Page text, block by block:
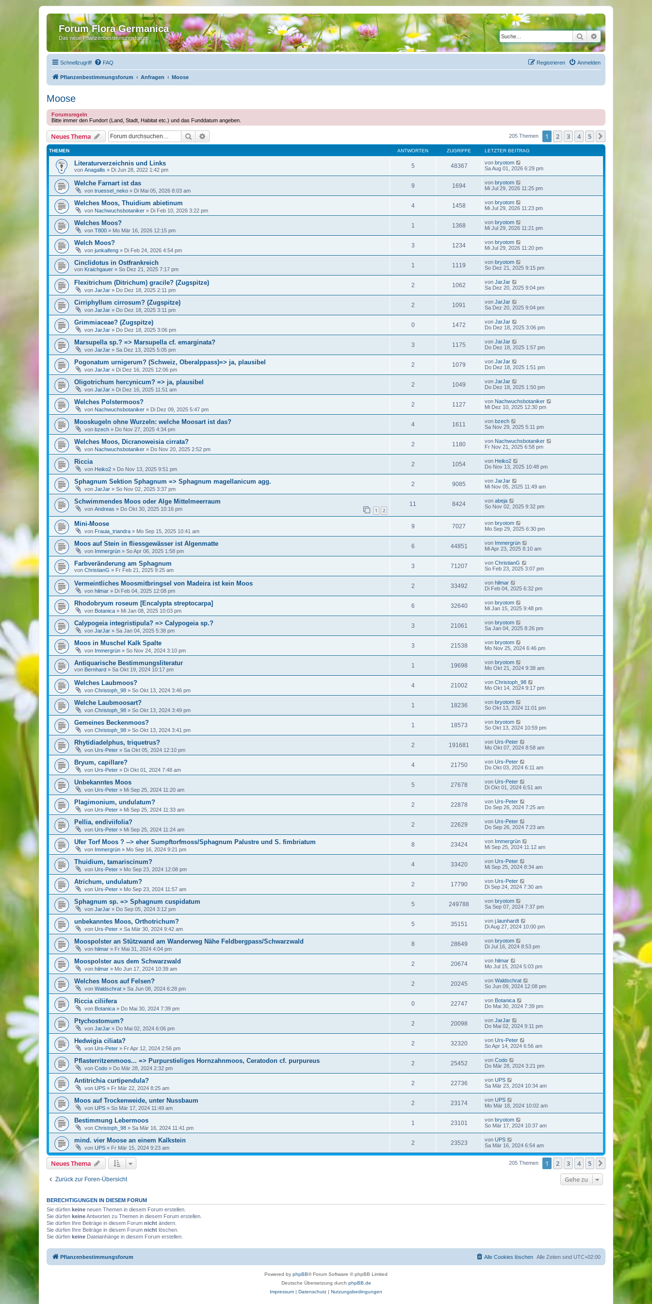
Forum Flora Germanica
Das neue Pflanzenbestimmungsforum SucheErweiterte Suche
Schnellzugriff FAQ Anmelden
Registrieren
Pflanzenbestimmungsforum Anfragen Moose
Moose
Forumsregeln
Bitte immer den Fundort (Land, Stadt, Habitat etc.) und das Funddatum angeben.
Neues Thema Suche 205 Themen 1 2 3 4 5
THEMEN ANTWORTEN ZUGRIFFE LETZTER BEITRAG
Literaturverzeichnis und Links
von Anagallis » Di Jun 28, 2022 1:42 pm
5 48367 von bryotom
Sa Aug 01, 2026 6:29 pm
Welche Farnart ist das
von truessel_neko » Di Mai 05, 2026 8:03 am
9 1694 von bryotom
Mi Jul 29, 2026 11:25 pm
Welches Moos, Thuidium abietinum
von Nachwuchsbotaniker » Di Feb 10, 2026 3:22 pm
4 1458 von bryotom
Mi Jul 29, 2026 11:23 pm
Welches Moos?
von T800 » Mo Mär 16, 2026 12:15 pm
1 1368 von bryotom
Mi Jul 29, 2026 11:21 pm
Welch Moos?
von junkaifeng » Di Feb 24, 2026 4:54 pm
3 1234 von bryotom
Mi Jul 29, 2026 11:20 pm
Cinclidotus in Ostfrankreich
von Kraichgauer » So Dez 21, 2025 7:17 pm
1 1119 von bryotom
So Dez 21, 2025 9:15 pm
Flexitrichum (Ditrichum) gracile? (Zugspitze)
von JarJar » Do Dez 18, 2025 2:11 pm
2 1062 von JarJar
Sa Dez 20, 2025 9:04 pm
Cirriphyllum cirrosum? (Zugspitze)
von JarJar » Do Dez 18, 2025 3:11 pm
2 1091 von JarJar
Sa Dez 20, 2025 9:04 pm
Grimmiaceae? (Zugspitze)
von JarJar » Do Dez 18, 2025 3:06 pm
0 1472 von JarJar
Do Dez 18, 2025 3:06 pm
Marsupella sp.? => Marsupella cf. emarginata?
von JarJar » Sa Dez 13, 2025 5:05 pm
3 1175 von JarJar
Do Dez 18, 2025 1:57 pm
Pogonatum urnigerum? (Schweiz, Oberalppass)=> ja, plausibel
von JarJar » Di Dez 16, 2025 12:06 pm
2 1079 von JarJar
Do Dez 18, 2025 1:51 pm
Oligotrichum hercynicum? => ja, plausibel
von JarJar » Di Dez 16, 2025 11:51 am
2 1049 von JarJar
Do Dez 18, 2025 1:50 pm
Welches Polstermoos?
von Nachwuchsbotaniker » Di Dez 09, 2025 5:47 pm
2 1127 von Nachwuchsbotaniker
Mi Dez 10, 2025 12:30 pm
Mooskugeln ohne Wurzeln: welche Moosart ist das?
von bzech » Do Nov 27, 2025 4:34 pm
4 1611 von bzech
Sa Nov 29, 2025 5:11 pm
Welches Moos, Dicranoweisia cirrata?
von Nachwuchsbotaniker » Do Nov 20, 2025 2:52 pm
2 1180 von Nachwuchsbotaniker
Fr Nov 21, 2025 6:58 pm
Riccia
von Heiko2 » Do Nov 13, 2025 9:51 pm
2 1054 von Heiko2
Do Nov 13, 2025 10:48 pm
Sphagnum Sektion Sphagnum => Sphagnum magellanicum agg.
von JarJar » So Nov 02, 2025 3:37 pm
2 9085 von JarJar
Mi Nov 05, 2025 11:49 am
Schwimmendes Moos oder Alge Mittelmeerraum
von Andreas » Do Okt 30, 2025 10:16 pm 1 2
11 8424 von abeja
So Nov 02, 2025 9:32 pm
Mini-Moose
von Frauia_triandra » Mo Sep 15, 2025 10:41 am
9 7027 von bryotom
Mo Sep 29, 2025 6:30 pm
Moos auf Stein in fliessgewässer ist Algenmatte
von Immergrün » So Apr 06, 2025 1:58 pm
6 44851 von Immergrün
Mi Apr 23, 2025 8:10 am
Farbveränderung am Sphagnum
von ChristianG » Fr Feb 21, 2025 9:25 am
3 71207 von ChristianG
So Feb 23, 2025 3:07 pm
Vermeintliches Moosmitbringsel von Madeira ist kein Moos
von hilmar » Di Feb 04, 2025 12:08 pm
2 33492 von hilmar
Di Feb 04, 2025 6:32 pm
Rhodobryum roseum [Encalypta streptocarpa]
von Botanica » Mi Jan 08, 2025 10:03 pm
6 32640 von bryotom
Mi Jan 15, 2025 9:48 pm
Calypogeia integristipula? => Calypogeia sp.?
von JarJar » Sa Jan 04, 2025 5:38 pm
3 21061 von bryotom
Sa Jan 04, 2025 8:26 pm
Moos in Muschel Kalk Spalte
von Immergrün » So Nov 24, 2024 3:10 pm
3 21538 von bryotom
Mo Nov 25, 2024 6:46 pm
Antiquarische Bestimmungsliteratur
von Bernhard » Sa Okt 19, 2024 10:17 pm
1 19698 von bryotom
Mo Okt 21, 2024 9:38 am
Welches Laubmoos?
von Christoph_98 » So Okt 13, 2024 3:46 pm
4 21002 von Christoph_98
Mo Okt 14, 2024 9:17 pm
Welche Laubmoosart?
von Christoph_98 » So Okt 13, 2024 3:49 pm
1 18236 von bryotom
So Okt 13, 2024 11:01 pm
Gemeines Beckenmoos?
von Christoph_98 » So Okt 13, 2024 3:41 pm
1 18573 von bryotom
So Okt 13, 2024 10:59 pm
Rhytidiadelphus, triquetrus?
von Urs-Peter » Sa Okt 05, 2024 12:10 pm
2 191681 von Urs-Peter
Mo Okt 07, 2024 8:58 am
Bryum, capillare?
von Urs-Peter » Di Okt 01, 2024 7:48 am
4 21750 von Urs-Peter
Do Okt 03, 2024 6:11 am
Unbekanntes Moos
von Urs-Peter » Mi Sep 25, 2024 11:20 am
5 27678 von Urs-Peter
Di Okt 01, 2024 6:51 am
Plagimonium, undulatum?
von Urs-Peter » Mi Sep 25, 2024 11:33 am
2 22878 von Urs-Peter
Do Sep 26, 2024 7:25 am
Pellia, endiviifolia?
von Urs-Peter » Mi Sep 25, 2024 11:24 am
2 22629 von Urs-Peter
Do Sep 26, 2024 7:23 am
Ufer Torf Moos ? --> eher Sumpftorfmoss/Sphagnum Palustre und S. fimbriatum
von Immergrün » Mo Sep 16, 2024 9:21 pm
8 23424 von Immergrün
Mi Sep 25, 2024 11:12 am
Thuidium, tamariscinum?
von Urs-Peter » Mo Sep 23, 2024 12:08 pm
4 33420 von Urs-Peter
Mi Sep 25, 2024 8:34 am
Atrichum, undulatum?
von Urs-Peter » Mo Sep 23, 2024 11:57 am
2 17790 von Urs-Peter
Di Sep 24, 2024 7:30 am
Sphagnum sp. => Sphagnum cuspidatum
von JarJar » Do Sep 05, 2024 3:12 pm
5 249788 von bryotom
Sa Sep 07, 2024 7:37 pm
unbekanntes Moos, Orthotrichum?
von Urs-Peter » Sa Mär 30, 2024 9:42 am
5 35151 von j.launhardt
Di Aug 27, 2024 10:00 pm
Moospolster an Stützwand am Wanderweg Nähe Feldbergpass/Schwarzwald
von hilmar » Fr Mai 31, 2024 4:04 pm
8 28649 von bryotom
Di Jul 16, 2024 8:53 pm
Moospolster aus dem Schwarzwald
von hilmar » Mo Jun 17, 2024 10:39 am
2 20674 von hilmar
Mo Jul 15, 2024 5:03 pm
Welches Moos auf Felsen?
von Waldschrat » Sa Jun 08, 2024 6:28 pm
2 20245 von Waldschrat
So Jun 09, 2024 12:08 pm
Riccia ciliifera
von Botanica » Do Mai 30, 2024 7:39 pm
0 22747 von Botanica
Do Mai 30, 2024 7:39 pm
Ptychostomum?
von JarJar » Do Mai 02, 2024 6:06 pm
2 20098 von JarJar
Do Mai 02, 2024 9:11 pm
Hedwigia ciliata?
von Urs-Peter » Fr Apr 12, 2024 2:56 pm
2 32320 von Urs-Peter
So Apr 14, 2024 6:56 am
Pflasterritzenmoos... => Purpurstieliges Hornzahnmoos, Ceratodon cf. purpureus
von Codo » Do Mär 28, 2024 2:32 pm
2 25452 von Codo
Do Mär 28, 2024 3:21 pm
Antitrichia curtipendula?
von UPS » Fr Mär 22, 2024 8:25 am
2 22736 von UPS
Sa Mär 23, 2024 10:34 am
Moos auf Trockenweide, unter Nussbaum
von UPS » So Mär 17, 2024 11:49 am
2 23174 von UPS
Mo Mär 18, 2024 10:02 am
Bestimmung Lebermoos
von Christoph_98 » Sa Mär 16, 2024 11:41 pm
1 23101 von bryotom
So Mär 17, 2024 10:37 am
mind. vier Moose an einem Kalkstein
von UPS » Fr Mär 15, 2024 9:23 am
2 23523 von UPS
Sa Mär 16, 2024 6:54 am
Neues Thema 205 Themen 1 2 3 4 5 Nächste
Zurück zur Foren-Übersicht Gehe zu
BERECHTIGUNGEN IN DIESEM FORUM
Sie dürfen keine neuen Themen in diesem Forum erstellen.
Sie dürfen keineAntworten zu Themen in diesem Forum erstellen.
Sie dürfen Ihre Beiträge in diesem Forum nicht ändern.
Sie dürfen Ihre Beiträge in diesem Forum nicht löschen.
Sie dürfen keine Dateianhänge in diesem Forum erstellen.
Pflanzenbestimmungsforum Alle Zeiten sind UTC+02:00
Alle Cookies löschen
Powered by phpBB® Forum Software © phpBB Limited
Deutsche Übersetzung durch phpBB.de
Impressum | Datenschutz | Nutzungsbedingungen